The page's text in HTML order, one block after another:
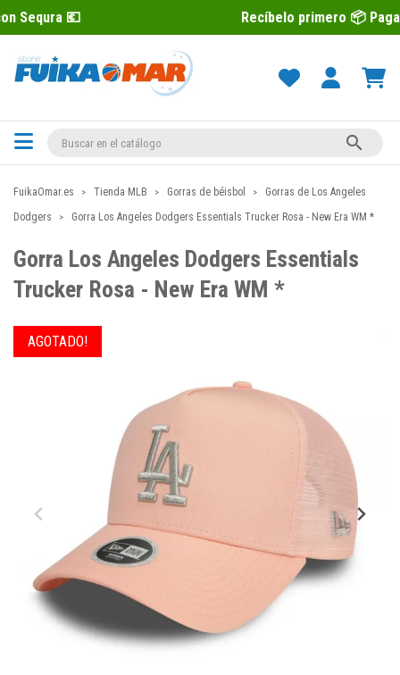
Recíbelo primero 📦 Paga después con

FuikaOmar.es Tienda MLB Gorras de béisbol
Gorras de Los Angeles
Dodgers
Gorra Los Angeles Dodgers Essentials Trucker Rosa - New Era WM *
Gorra Los Angeles Dodgers Essentials
Trucker Rosa - New Era WM *
AGOTADO!